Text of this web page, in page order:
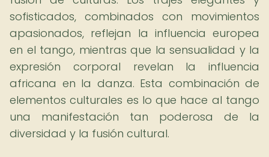
sofisticados, combinados con movimientos
apasionados, reflejan la influencia europea
en el tango, mientras que la sensualidad y la
expresión corporal revelan la influencia
africana en la danza. Esta combinación de
elementos culturales es lo que hace al tango
una manifestación tan poderosa de la
diversidad y la fusión cultural.